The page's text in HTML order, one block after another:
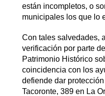
están incompletos, o
municipales los que lo
Con tales salvedades,
verificación por parte
Patrimonio Histórico
coincidencia con los
defiende dar
Tacoronte, 389 en La